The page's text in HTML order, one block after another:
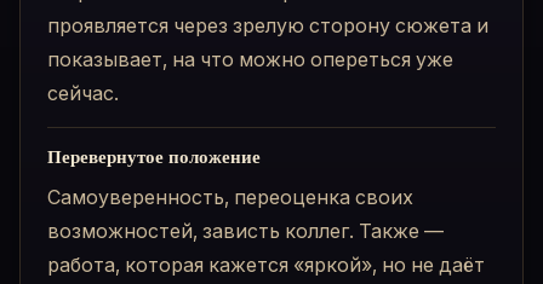
проявляется через зрелую сторону сюжета и
показывает, на что можно опереться уже
сейчас.
Перевернутое положение
Самоуверенность, переоценка своих
возможностей, зависть коллег. Также —
работа, которая кажется «яркой», но не даёт